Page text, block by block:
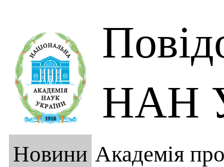
НАН
Новини Академія